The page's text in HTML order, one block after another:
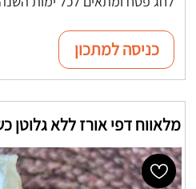
כניסה למתכון
מלאווח דפי אורז ללא גלוטן